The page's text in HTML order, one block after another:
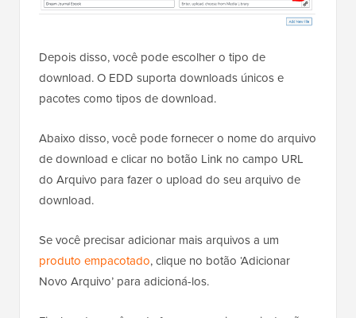
Depois disso, você pode escolher o tipo de
download. O EDD suporta downloads únicos e
pacotes como tipos de download.
Abaixo disso, você pode fornecer o nome do arquivo
de download e clicar no botão Link no campo URL
do Arquivo para fazer o upload do seu arquivo de
download.
Se você precisar adicionar mais arquivos a um
produto empacotado, clique no botão ‘Adicionar
Novo Arquivo’ para adicioná-los.